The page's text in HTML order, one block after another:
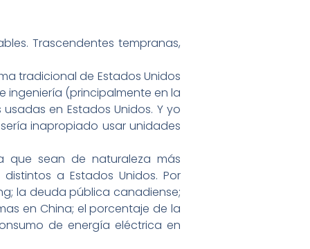
Trascendentes tempranas,
tradicional de Estados Unidos
ingeniería (principalmente en la
en Estados Unidos. Y yo
inapropiado usar unidades
que sean de naturaleza más
a Estados Unidos. Por
la deuda pública canadiense;
en China; el porcentaje de la
de energía eléctrica en